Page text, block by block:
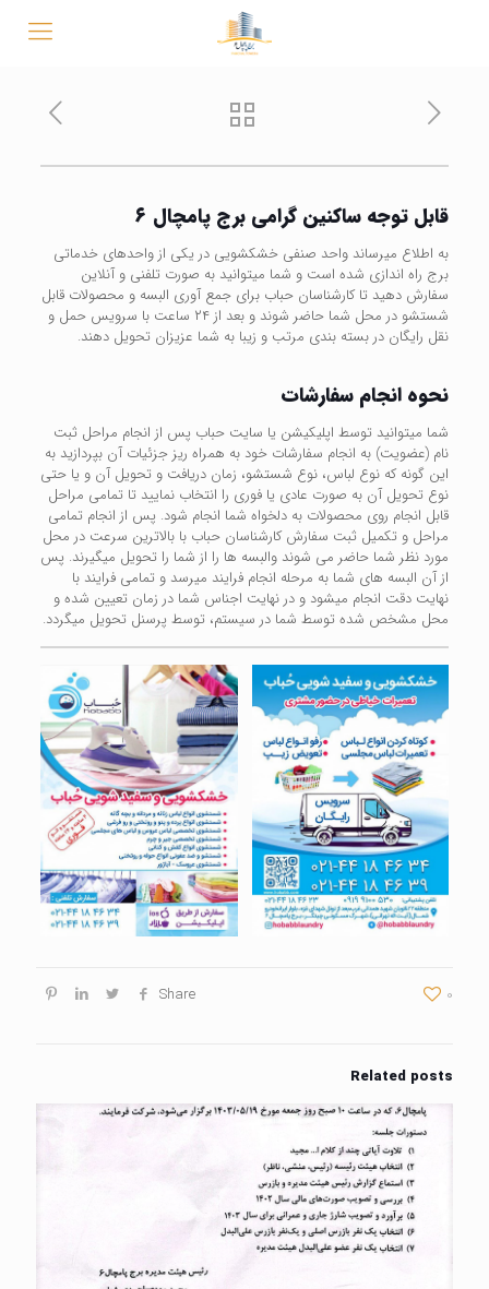
قابل توجه ساکنین گرامی برج پامچال ۶
به اطلاع میرساند واحد صنفی خشکشویی در یکی از واحدهای خدماتی
برج راه اندازی شده است و شما میتوانید به صورت تلفنی و آنلاین
سفارش دهید تا کارشناسان حباب برای جمع آوری البسه و محصولات قابل
شستشو در محل شما حاضر شوند و بعد از ۲۴ ساعت با سرویس حمل و
نقل رایگان در بسته بندی مرتب و زیبا به شما عزیزان تحویل دهند.
نحوه انجام سفارشات
شما میتوانید توسط اپلیکیشن یا سایت حباب پس از انجام مراحل ثبت
نام (عضویت) به انجام سفارشات خود به همراه ریز جزئیات آن بپردازید به
این گونه که نوع لباس، نوع شستشو، زمان دریافت و تحویل آن و یا حتی
نوع تحویل آن به صورت عادی یا فوری را انتخاب نمایید تا تمامی مراحل
قابل انجام روی محصولات به دلخواه شما انجام شود. پس از انجام تمامی
مراحل و تکمیل ثبت سفارش کارشناسان حباب با بالاترین سرعت در محل
مورد نظر شما حاضر می شوند والبسه ها را از شما را تحویل میگیرند. پس
از آن البسه های شما به مرحله انجام فرایند میرسد و تمامی فرایند با
نهایت دقت انجام میشود و در نهایت اجناس شما در زمان تعیین شده و
محل مشخص شده توسط شما در سیستم، توسط پرسنل تحویل میگردد.
Share 0
Related posts